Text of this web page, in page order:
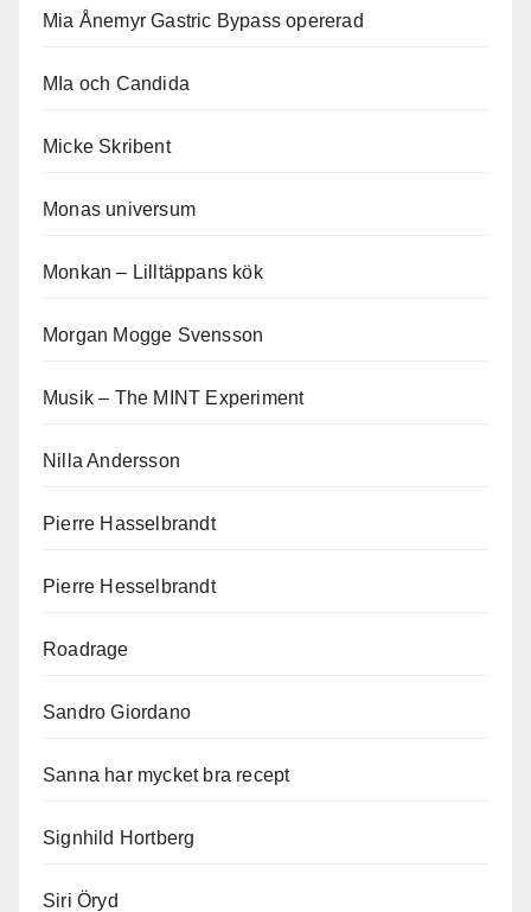
Mia Ånemyr Gastric Bypass opererad
MIa och Candida
Micke Skribent
Monas universum
Monkan – Lilltäppans kök
Morgan Mogge Svensson
Musik – The MINT Experiment
Nilla Andersson
Pierre Hasselbrandt
Pierre Hesselbrandt
Roadrage
Sandro Giordano
Sanna har mycket bra recept
Signhild Hortberg
Siri Öryd